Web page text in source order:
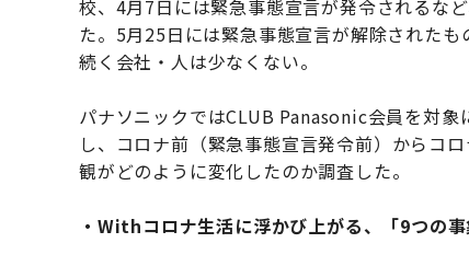
校、4月7日には緊急事態宣言が発令されるな
た。5月25日には緊急事態宣言が解除された
続く会社・人は少なくない。
パナソニックではCLUB Panasonic会員を対
し、コロナ前（緊急事態宣言発令前）からコ
観がどのように変化したのか調査した。
・Withコロナ生活に浮かび上がる、「9つの事